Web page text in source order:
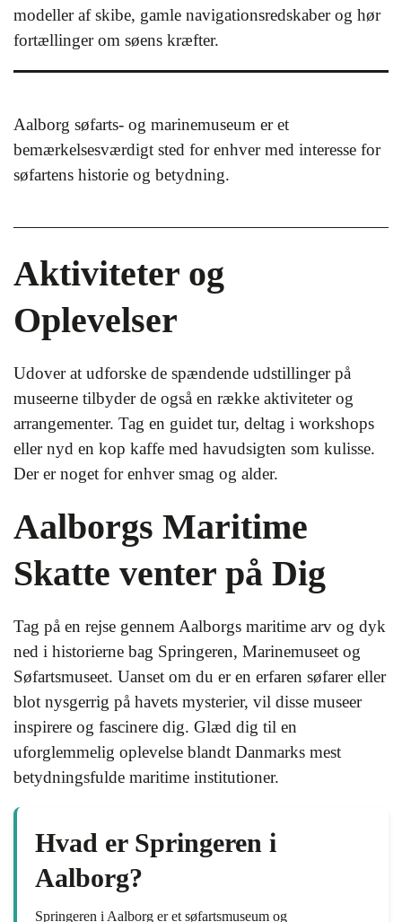
modeller af skibe, gamle navigationsredskaber og hør
fortællinger om søens kræfter.
Aalborg søfarts- og marinemuseum er et
bemærkelsesværdigt sted for enhver med interesse for
søfartens historie og betydning.
Aktiviteter og
Oplevelser
Udover at udforske de spændende udstillinger på
museerne tilbyder de også en række aktiviteter og
arrangementer. Tag en guidet tur, deltag i workshops
eller nyd en kop kaffe med havudsigten som kulisse.
Der er noget for enhver smag og alder.
Aalborgs Maritime
Skatte venter på Dig
Tag på en rejse gennem Aalborgs maritime arv og dyk
ned i historierne bag Springeren, Marinemuseet og
Søfartsmuseet. Uanset om du er en erfaren søfarer eller
blot nysgerrig på havets mysterier, vil disse museer
inspirere og fascinere dig. Glæd dig til en
uforglemmelig oplevelse blandt Danmarks mest
betydningsfulde maritime institutioner.
Hvad er Springeren i
Aalborg?
Springeren i Aalborg er et søfartsmuseum og